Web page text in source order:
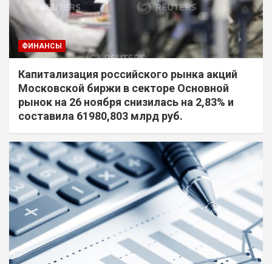
ФИНАНСЫ
Капитализация российского рынка акций
Московской биржи в секторе Основной
рынок на 26 ноября снизилась на 2,83% и
составила 61980,803 млрд руб.